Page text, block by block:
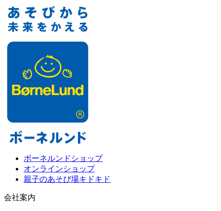
ボーネルンドショップ
オンラインショップ
親子のあそび場キドキド
会社案内